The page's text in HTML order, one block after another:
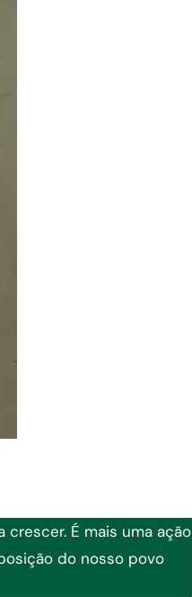
É mais uma ação
do nosso povo